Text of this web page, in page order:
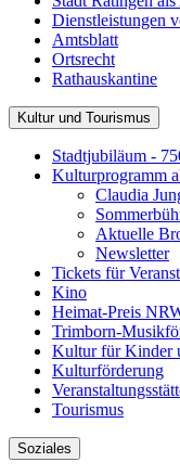
Dienstleistungen
Amtsblatt
Ortsrecht
Rathauskantine
Kultur und Tourismus
Stadtjubiläum -
Kulturprogramm
Claudia
Aktuelle
Newsletter
Tickets für
Kino
Heimat-Preis
Trimborn-
Kultur für Kinder
Kulturförderung
Tourismus
Soziales